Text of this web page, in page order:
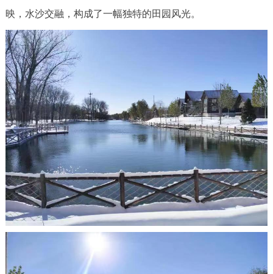
决策公开 专题公开
政务服务
个人服务 部门服务
便民服务 利企服务 投资项目
中介服务
政民互动
12345网上接诉即办 我要咨询 我要建议
映，水沙交融，构成了一幅独特的田园风光。